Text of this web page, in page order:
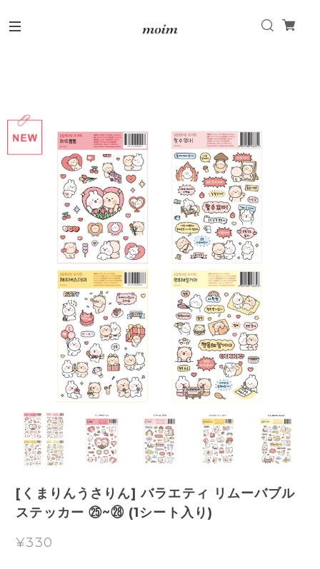
[くまりんうさりん] バラエティ リムーバブル
ステッカー ㉕~㉘ (1シート入り)
¥330